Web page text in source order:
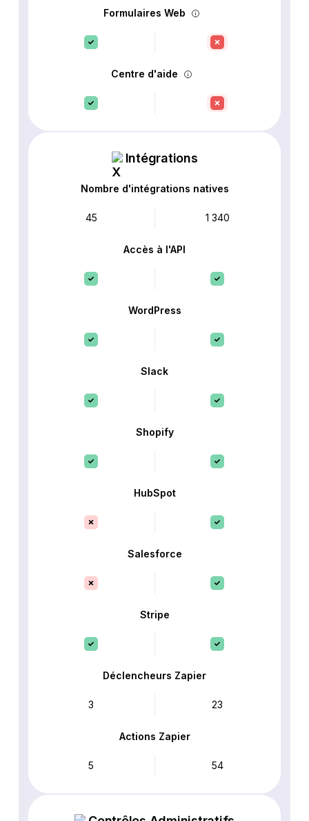
Formulaires Web
Centre d'aide
Intégrations
Nombre d'intégrations natives
45 1 340
Accès à l'API
WordPress
Slack
Shopify
HubSpot
Salesforce
Stripe
Déclencheurs Zapier
3 23
Actions Zapier
5 54